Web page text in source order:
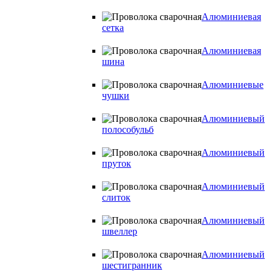
Алюминиевая
сетка
Алюминиевая
шина
Алюминиевые
чушки
Алюминиевый
полособульб
Алюминиевый
пруток
Алюминиевый
слиток
Алюминиевый
швеллер
Алюминиевый
шестигранник